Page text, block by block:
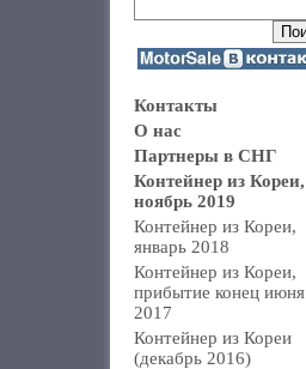
Контакты
О нас
Партнеры в СНГ
Контейнер из Кореи,
ноябрь 2019
Контейнер из Кореи,
январь 2018
Контейнер из Кореи,
прибытие конец июня
2017
Контейнер из Кореи
(декабрь 2016)